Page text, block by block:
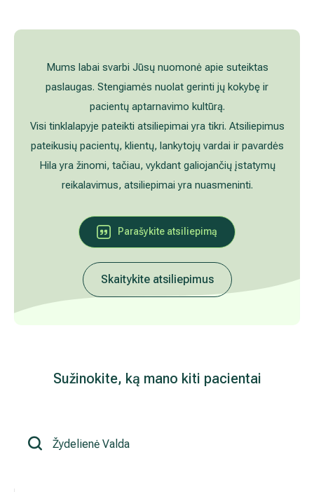
Mums labai svarbi Jūsų nuomonė apie suteiktas
paslaugas. Stengiamės nuolat gerinti jų kokybę ir
pacientų aptarnavimo kultūrą.
Visi tinklalapyje pateikti atsiliepimai yra tikri. Atsiliepimus
pateikusių pacientų, klientų, lankytojų vardai ir pavardės
Hila yra žinomi, tačiau, vykdant galiojančių įstatymų
reikalavimus, atsiliepimai yra nuasmeninti.
Parašykite atsiliepimą
Skaitykite atsiliepimus
Sužinokite, ką mano kiti pacientai
Reabilitacija ir sporto medicina
Akušerija ginekologija
Urologija
Oftalmologija (akių gydymas)
Gastroenterologija (virškinimo ligos)
Abdominalinė (pilvo) ir bendroji chirurgija
Ausų, nosies, gerklės (LOR) ligų gydymas
Išsiplėtusių kojų venų gydymas
Duomenų apsauga
Vidaus tvarkos taisyklės
Nemokamos patikrinimo programos
Tyrimai ir gydymo paskyrimas – 1 diena